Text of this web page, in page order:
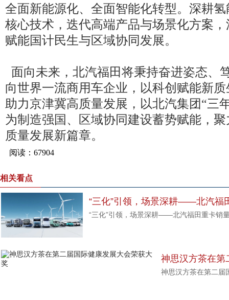
全面新能源化、全面智能化转型。深耕
核心技术，迭代高端产品与场景化方案
赋能国计民生与区域协同发展。
面向未来，北汽福田将秉持奋进姿态、
向世界一流商用车企业，以科创赋能新
助力京津冀高质量发展，以北汽集团“三
为制造强国、区域协同建设蓄势赋能，
质量发展新篇章。
相关看点
“三化”引领，场景深耕——北汽福
“三化”引领，场景深耕——北汽福田重卡销
神思汉方茶在第
奖
神思汉方茶在第二届